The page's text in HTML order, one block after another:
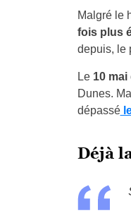
Malgré le
fois plus
depuis, le
Le10 mai
Dunes.
dépassé
Déjà